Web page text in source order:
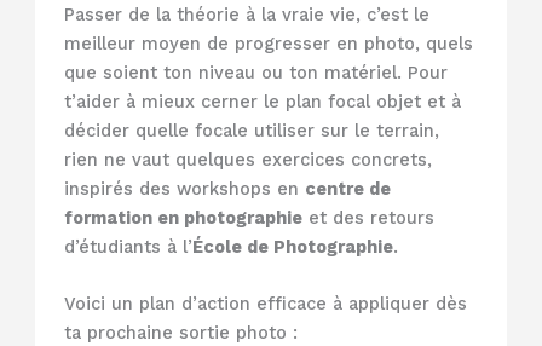
Passer de la théorie à la vraie vie, c’est le
meilleur moyen de progresser en photo, quels
que soient ton niveau ou ton matériel. Pour
t’aider à mieux cerner le plan focal objet et à
décider quelle focale utiliser sur le terrain,
rien ne vaut quelques exercices concrets,
inspirés des workshops en centre de
formation en photographie et des retours
d’étudiants à l’École de Photographie.
Voici un plan d’action efficace à appliquer dès
ta prochaine sortie photo :